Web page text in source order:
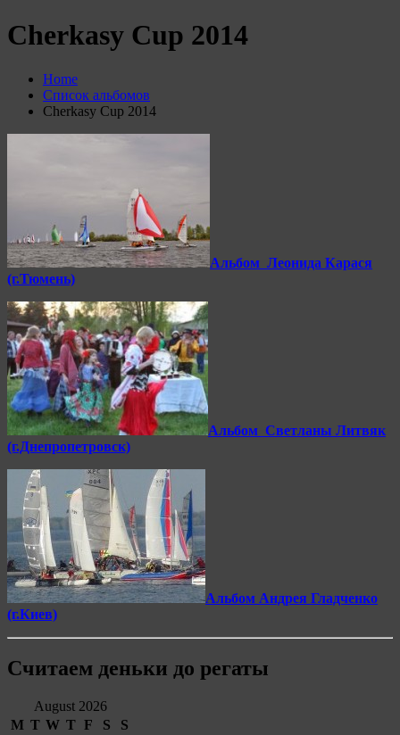
Cherkasy Cup 2014
Home
Список альбомов
Cherkasy Cup 2014
Альбом Леонида Карася
(г.Тюмень)
Альбом Светланы Литвяк
(г.Днепропетровск)
Альбом Андрея Гладченко
(г.Киев)
Считаем деньки до регаты
August 2026
M T W T F S S